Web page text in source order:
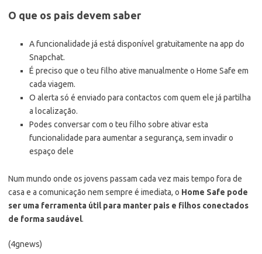
O que os pais devem saber
A funcionalidade já está disponível gratuitamente na app do
Snapchat.
É preciso que o teu filho ative manualmente o Home Safe em
cada viagem.
O alerta só é enviado para contactos com quem ele já partilha
a localização.
Podes conversar com o teu filho sobre ativar esta
funcionalidade para aumentar a segurança, sem invadir o
espaço dele
Num mundo onde os jovens passam cada vez mais tempo fora de
casa e a comunicação nem sempre é imediata, o Home Safe pode
ser uma ferramenta útil para manter pais e filhos conectados
de forma saudável.
(4gnews)